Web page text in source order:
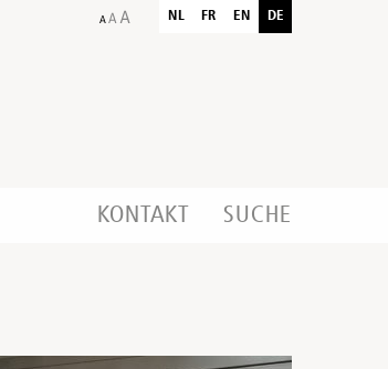
NL FR EN DE
KONTAKT SUCHE